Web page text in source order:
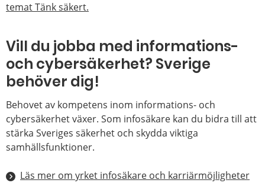
temat Tänk säkert.
Vill du jobba med informations-
och cybersäkerhet? Sverige
behöver dig!
Behovet av kompetens inom informations- och
cybersäkerhet växer. Som infosäkare kan du bidra till att
stärka Sveriges säkerhet och skydda viktiga
samhällsfunktioner.
Läs mer om yrket infosäkare och karriärmöjligheter